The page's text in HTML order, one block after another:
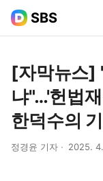
SBS
[자막뉴스]
냐"…'헌법
한덕수의
정경윤 기자 2025.